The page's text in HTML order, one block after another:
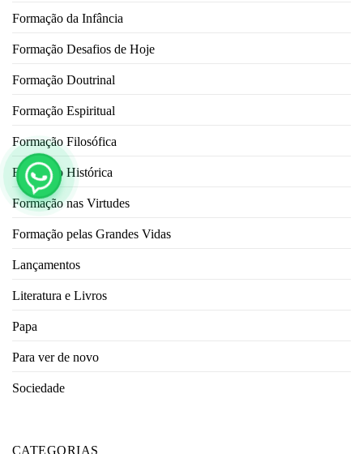
Formação da Infância
Formação Desafios de Hoje
Formação Doutrinal
Formação Espiritual
Formação Filosófica
Formação Histórica
Formação nas Virtudes
Formação pelas Grandes Vidas
Lançamentos
Literatura e Livros
Papa
Para ver de novo
Sociedade
CATEGORIAS